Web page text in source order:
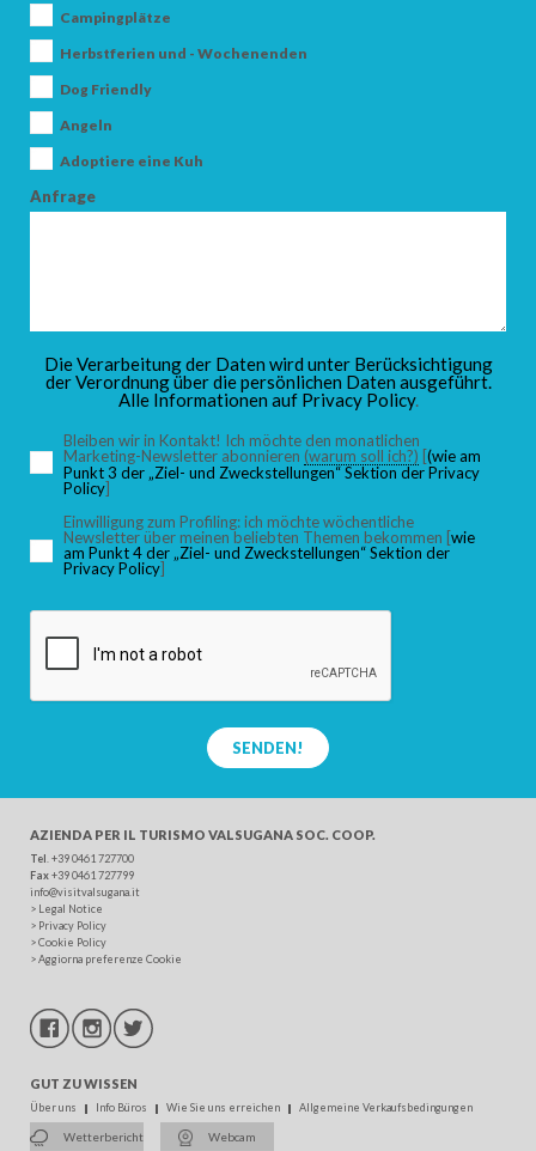
KINDER
SUCHEN
Campingplätze
Herbstferien und - Wochenenden
Dog Friendly
Angeln
Adoptiere eine Kuh
Anfrage
Die Verarbeitung der Daten wird unter Berücksichtigung
der Verordnung über die persönlichen Daten ausgeführt.
Alle Informationen auf Privacy Policy.
Bleiben wir in Kontakt! Ich möchte den monatlichen
Marketing-Newsletter abonnieren (warum soll ich?) [(wie am
Punkt 3 der „Ziel- und Zweckstellungen“ Sektion der Privacy
Policy]
Einwilligung zum Profiling: ich möchte wöchentliche
Newsletter über meinen beliebten Themen bekommen [wie
am Punkt 4 der „Ziel- und Zweckstellungen“ Sektion der
Privacy Policy]
SENDEN!
AZIENDA PER IL TURISMO VALSUGANA SOC. COOP.
Tel . +39 0461 727700
Fax+39 0461 727799
info@visitvalsugana.it
> Legal Notice
> Privacy Policy
>Cookie Policy
>Aggiorna preferenze Cookie
GUT ZU WISSEN
Über uns Info Büros Wie Sie uns erreichen Allgemeine Verkaufsbedingungen
Wetterbericht Webcam